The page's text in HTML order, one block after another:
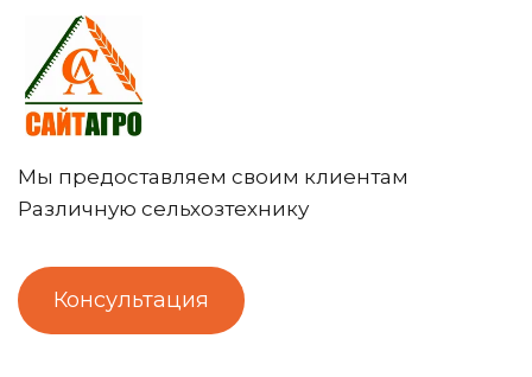
Мы предоставляем своим клиентам
Различную сельхозтехнику
Консультация